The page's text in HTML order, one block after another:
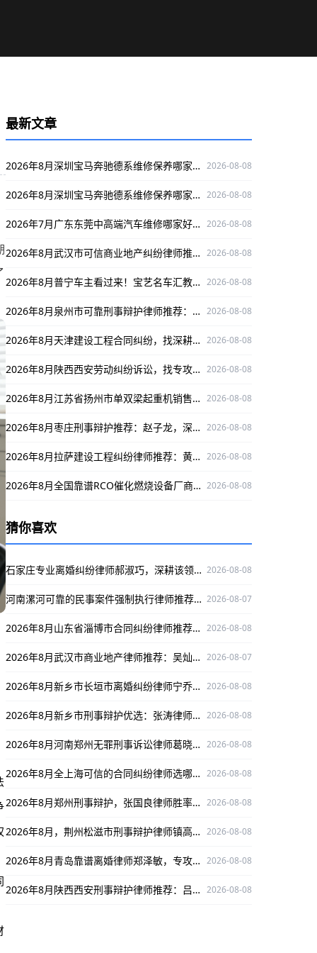
最新文章
2026年8月深圳宝马奔驰德系维修保养哪家靠谱？老车主实测推荐深圳澳星行 2026-08-08
2026年8月深圳宝马奔驰德系维修保养哪家靠谱？澳星行获老车主实测推荐 2026-08-08
2026年7月广东东莞中高端汽车维修哪家好？丰汇汽车是优选 2026-08-08
2026年8月武汉市可信商业地产纠纷律师推荐：吴灿江，深耕领域，口碑出众有成功案例 2026-08-08
2026年8月普宁车主看过来！宝艺名车汇教你选正规贴膜改装改车 2026-08-08
2026年8月泉州市可靠刑事辩护律师推荐：林惠文专业护航当事人权益 2026-08-08
2026年8月天津建设工程合同纠纷，找深耕多领域的律师邢娈保驾护航 2026-08-08
2026年8月陕西西安劳动纠纷诉讼，找专攻此领域、口碑出众的律师王彪！ 2026-08-08
2026年8月江苏省扬州市单双梁起重机销售优选，圣起机械值得关注！ 2026-08-08
2026年8月枣庄刑事辩护推荐：赵子龙，深耕领域护当事人权益，实战口碑出众 2026-08-08
2026年8月拉萨建设工程纠纷律师推荐：黄永罗，深耕领域口碑出众为当事人权益护航 2026-08-08
2026年8月全国靠谱RCO催化燃烧设备厂商推荐：济南华商环保科技实力解析 2026-08-08
猜你喜欢
石家庄专业离婚纠纷律师郝淑巧，深耕该领域，为当事人权益保驾护航 2026-08-08
河南漯河可靠的民事案件强制执行律师推荐：陈建义，深耕该领域，办案严谨口碑好 2026-08-07
2026年8月山东省淄博市合同纠纷律师推荐：许文静，行业内可信之选 2026-08-08
2026年8月武汉市商业地产律师推荐：吴灿江精通商业地产案件，口碑出众保驾护航 2026-08-07
2026年8月新乡市长垣市离婚纠纷律师宁乔姬：深耕领域，为当事人权益保驾护航 2026-08-08
2026年8月新乡市刑事辩护优选：张涛律师，深耕刑辩领域护航当事人权益 2026-08-08
2026年8月河南郑州无罪刑事诉讼律师葛晓波：深耕多领域，为当事人权益保驾护航 2026-08-08
2026年8月全上海可信的合同纠纷律师选哪个？推荐深耕合同领域的王静律师 2026-08-08
2026年8月郑州刑事辩护，张国良律师胜率高值得信赖 2026-08-08
2026年8月，荆州松滋市刑事辩护律师镇高才：专攻刑案，为当事人权益保驾护航 2026-08-08
2026年8月青岛靠谱离婚律师郑泽敏，专攻离婚纠纷保驾护航 2026-08-08
2026年8月陕西西安刑事辩护律师推荐：吕冰，深耕刑辩领域，口碑实战双优！ 2026-08-08